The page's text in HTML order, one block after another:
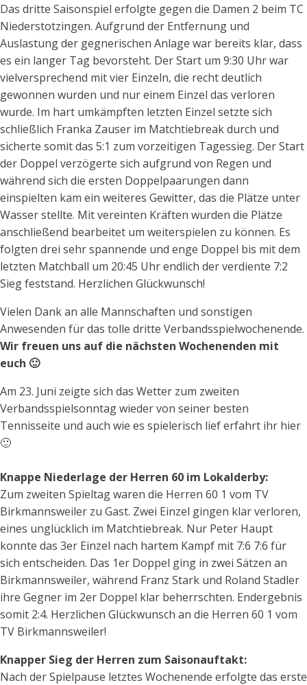
Das dritte Saisonspiel erfolgte gegen die Damen 2 beim TC
Niederstotzingen. Aufgrund der Entfernung und
Auslastung der gegnerischen Anlage war bereits klar, dass
es ein langer Tag bevorsteht. Der Start um 9:30 Uhr war
vielversprechend mit vier Einzeln, die recht deutlich
gewonnen wurden und nur einem Einzel das verloren
wurde. Im hart umkämpften letzten Einzel setzte sich
schließlich Franka Zauser im Matchtiebreak durch und
sicherte somit das 5:1 zum vorzeitigen Tagessieg. Der Start
der Doppel verzögerte sich aufgrund von Regen und
während sich die ersten Doppelpaarungen dann
einspielten kam ein weiteres Gewitter, das die Plätze unter
Wasser stellte. Mit vereinten Kräften wurden die Plätze
anschließend bearbeitet um weiterspielen zu können. Es
folgten drei sehr spannende und enge Doppel bis mit dem
letzten Matchball um 20:45 Uhr endlich der verdiente 7:2
Sieg feststand. Herzlichen Glückwunsch!
Vielen Dank an alle Mannschaften und sonstigen
Anwesenden für das tolle dritte Verbandsspielwochenende.
Wir freuen uns auf die nächsten Wochenenden mit
euch 🙂
Am 23. Juni zeigte sich das Wetter zum zweiten
Verbandsspielsonntag wieder von seiner besten
Tennisseite und auch wie es spielerisch lief erfahrt ihr hier
🙂
Knappe Niederlage der Herren 60 im Lokalderby:
Zum zweiten Spieltag waren die Herren 60 1 vom TV
Birkmannsweiler zu Gast. Zwei Einzel gingen klar verloren,
eines unglücklich im Matchtiebreak. Nur Peter Haupt
konnte das 3er Einzel nach hartem Kampf mit 7:6 7:6 für
sich entscheiden. Das 1er Doppel ging in zwei Sätzen an
Birkmannsweiler, während Franz Stark und Roland Stadler
ihre Gegner im 2er Doppel klar beherrschten. Endergebnis
somit 2:4. Herzlichen Glückwunsch an die Herren 60 1 vom
TV Birkmannsweiler!
Knapper Sieg der Herren zum Saisonauftakt:
Nach der Spielpause letztes Wochenende erfolgte das erste